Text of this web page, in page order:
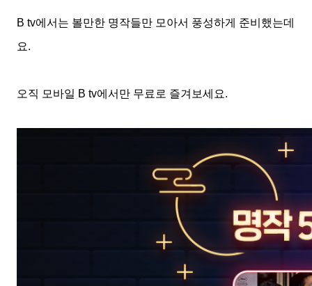
B tv에서는 볼만한 명작들만 모아서 풍성하게 준비했는데
요.
오직 모바일 B tv에서만 무료로 즐겨보세요.